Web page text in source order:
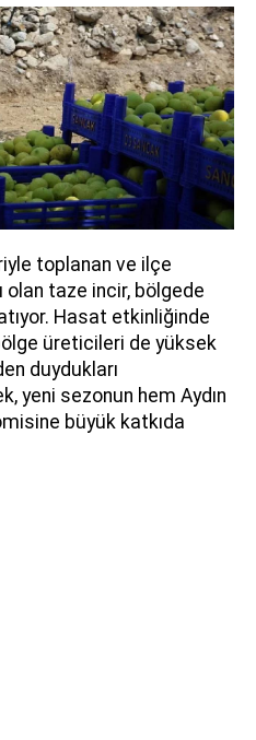
toplanan ve ilçe
olan taze incir, bölgede
Hasat etkinliğinde
üreticileri de yüksek
duydukları
yeni sezonun hem Aydın
büyük katkıda